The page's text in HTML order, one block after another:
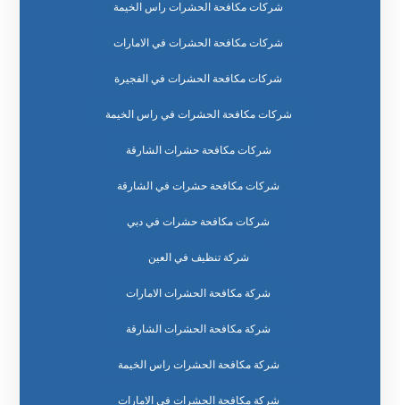
شركات مكافحة الحشرات راس الخيمة
شركات مكافحة الحشرات في الامارات
شركات مكافحة الحشرات في الفجيرة
شركات مكافحة الحشرات في راس الخيمة
شركات مكافحة حشرات الشارقة
شركات مكافحة حشرات في الشارقة
شركات مكافحة حشرات في دبي
شركة تنظيف في العين
شركة مكافحة الحشرات الامارات
شركة مكافحة الحشرات الشارقة
شركة مكافحة الحشرات راس الخيمة
شركة مكافحة الحشرات في الامارات